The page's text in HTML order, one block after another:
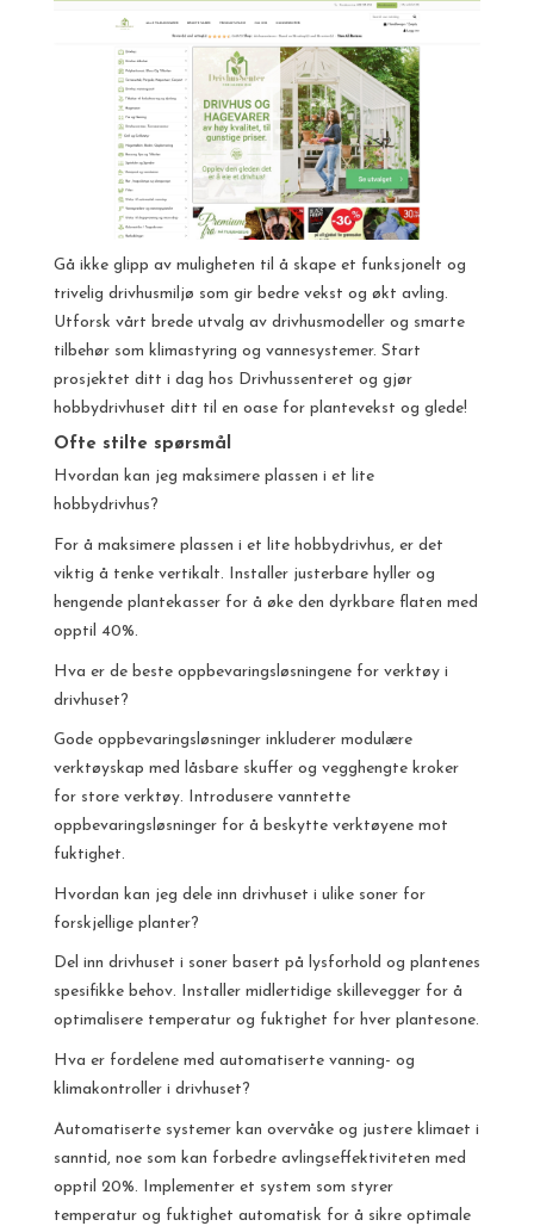
Gå ikke glipp av muligheten til å skape et funksjonelt og
trivelig drivhusmiljø som gir bedre vekst og økt avling.
Utforsk vårt brede utvalg av drivhusmodeller og smarte
tilbehør som klimastyring og vannesystemer. Start
prosjektet ditt i dag hos Drivhussenteret og gjør
hobbydrivhuset ditt til en oase for plantevekst og glede!
Ofte stilte spørsmål
Hvordan kan jeg maksimere plassen i et lite
hobbydrivhus?
For å maksimere plassen i et lite hobbydrivhus, er det
viktig å tenke vertikalt. Installer justerbare hyller og
hengende plantekasser for å øke den dyrkbare flaten med
opptil 40%.
Hva er de beste oppbevaringsløsningene for verktøy i
drivhuset?
Gode oppbevaringsløsninger inkluderer modulære
verktøyskap med låsbare skuffer og vegghengte kroker
for store verktøy. Introdusere vanntette
oppbevaringsløsninger for å beskytte verktøyene mot
fuktighet.
Hvordan kan jeg dele inn drivhuset i ulike soner for
forskjellige planter?
Del inn drivhuset i soner basert på lysforhold og plantenes
spesifikke behov. Installer midlertidige skillevegger for å
optimalisere temperatur og fuktighet for hver plantesone.
Hva er fordelene med automatiserte vanning- og
klimakontroller i drivhuset?
Automatiserte systemer kan overvåke og justere klimaet i
sanntid, noe som kan forbedre avlingseffektiviteten med
opptil 20%. Implementer et system som styrer
temperatur og fuktighet automatisk for å sikre optimale